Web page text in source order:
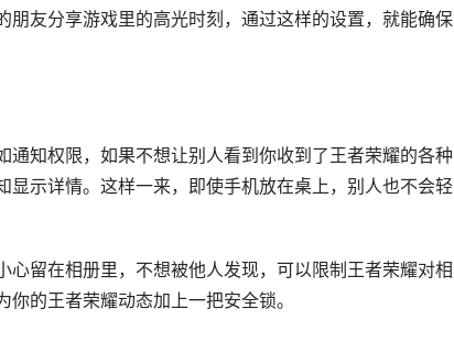
友分享游戏里的高光时刻，通过这样的设置，就能确保
知权限，如果不想让别人看到你收到了王者荣耀的各种
示详情。这样一来，即使手机放在桌上，别人也不会轻
留在相册里，不想被他人发现，可以限制王者荣耀对相
的王者荣耀动态加上一把安全锁。